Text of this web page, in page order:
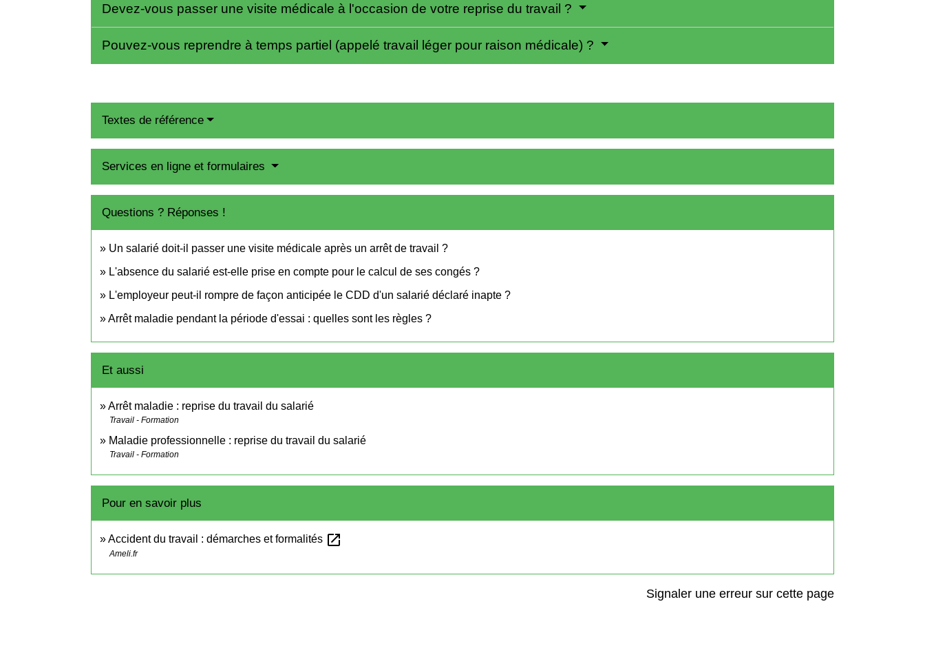
Devez-vous passer une visite médicale à l'occasion de votre reprise du travail ?
Pouvez-vous reprendre à temps partiel (appelé travail léger pour raison médicale) ?
Textes de référence
Services en ligne et formulaires
Questions ? Réponses !
Un salarié doit-il passer une visite médicale après un arrêt de travail ?
L'absence du salarié est-elle prise en compte pour le calcul de ses congés ?
L'employeur peut-il rompre de façon anticipée le CDD d'un salarié déclaré inapte ?
Arrêt maladie pendant la période d'essai : quelles sont les règles ?
Et aussi
Arrêt maladie : reprise du travail du salarié
Travail - Formation
Maladie professionnelle : reprise du travail du salarié
Travail - Formation
Pour en savoir plus
Accident du travail : démarches et formalités open_in_new
Ameli.fr
Signaler une erreur sur cette page